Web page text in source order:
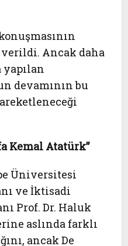
verildi. Ancak daha
yapılan
devamının bu
Kemal Atatürk”
Üniversitesi
ve İktisadi
Prof. Dr. Haluk
aslında farklı
ancak De